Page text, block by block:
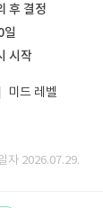
후 결정
일
시작
미드 레벨
자 2026.07.29.